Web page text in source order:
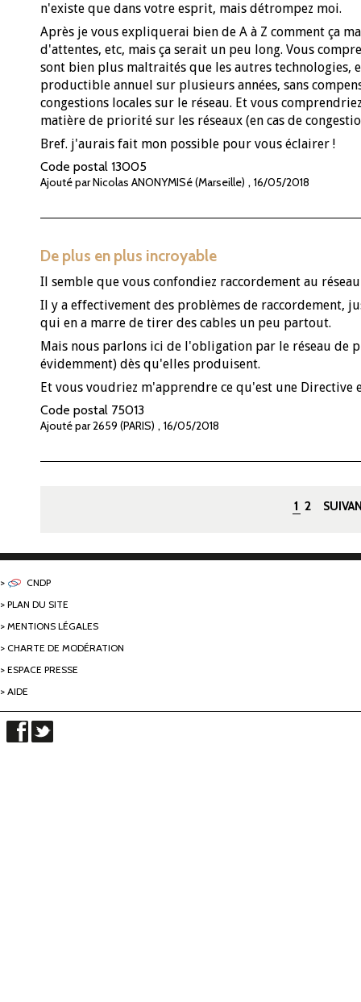
n'existe que dans votre esprit, mais détrompez moi.
Après je vous expliquerai bien de A à Z comment ça
d'attentes, etc, mais ça serait un peu long. Vous
sont bien plus maltraités que les autres
productible annuel sur plusieurs années, sans
congestions locales sur le réseau. Et vous
matière de priorité sur les réseaux (en cas de
Bref. j'aurais fait mon possible pour vous éclairer !
Code postal 13005
Ajouté par Nicolas ANONYMISé (Marseille) , 16/05/2018
De plus en plus incroyable
Il semble que vous confondiez raccordement au
Il y a effectivement des problèmes de raccordement,
qui en a marre de tirer des cables un peu partout.
Mais nous parlons ici de l'obligation par le réseau de
évidemment) dès qu'elles produisent.
Et vous voudriez m'apprendre ce qu'est une Directive
Code postal 75013
Ajouté par 2659 (PARIS) , 16/05/2018
1 2
CNDP
PLAN DU SITE
MENTIONS LÉGALES
CHARTE DE MODÉRATION
ESPACE PRESSE
AIDE